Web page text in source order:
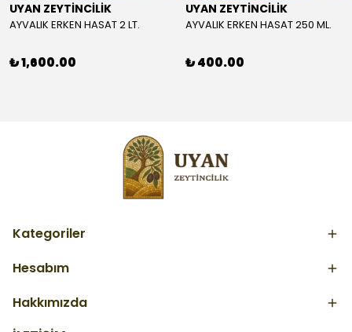
UYAN ZEYTİNCİLİK
AYVALIK ERKEN HASAT 2 LT.
₺ 1,600.00
UYAN ZEYTİNCİLİK
AYVALIK ERKEN HASAT 250 ML.
₺ 400.00
Kategoriler
Hesabım
Hakkımızda